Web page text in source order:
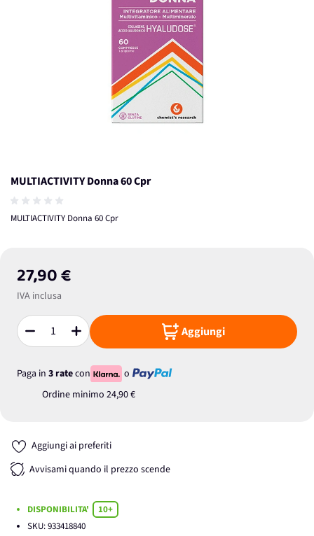
MULTIACTIVITY Donna 60 Cpr
MULTIACTIVITY Donna 60 Cpr
27,90 €
IVA inclusa
Quantità Aggiungi
Paga in 3 ratecon
o
Ordine minimo 24,90 €
Aggiungi ai preferiti
Avvisami quando il prezzo scende
DISPONIBILITA'
10+
SKU:933418840